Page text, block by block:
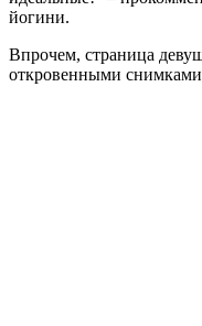
йогини.
Впрочем, страница
откровенными